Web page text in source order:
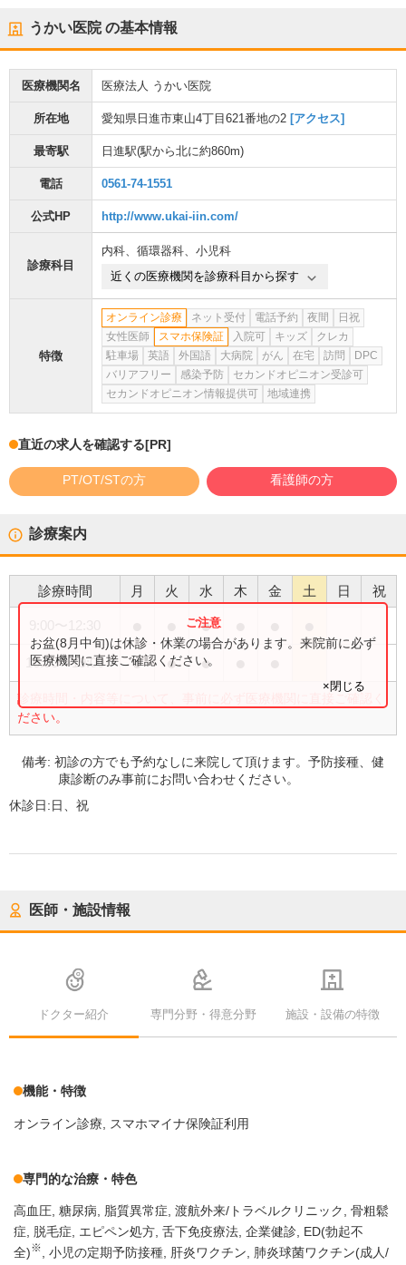
うかい医院の基本情報
医療機関名 医療法人 うかい医院
所在地 愛知県日進市東山4丁目621番地の2 [アクセス]
最寄駅 日進駅(駅から北に約860m)
電話 0561-74-1551
公式HP http://www.ukai-iin.com/
診療科目
内科、 循環器科、 小児科
近くの医療機関を診療科目から探す
特徴
オンライン診療 ネット受付 電話予約 夜間
日祝
女性医師
スマホ保険証 入院可 キッズ
クレカ
駐車場
英語 外国語 大病院 がん 在宅 訪問
DPC
バリアフリー
感染予防
セカンドオピニオン受診可
セカンドオピニオン情報提供可
地域連携
直近の求人を確認する[PR]
PT/OT/STの方 看護師の方
診療案内
診療時間 月 火 水 木 金 土 日 祝
●
16:00〜19:00 ● ● ●
診療時間・内容等について、事前に必ず医療機関に直接ご確認く
ださい。
お盆(8月中旬)は休診・休業の場合があります。来院前に必ず
医療機関に直接ご確認ください。
×閉じる
備考:初診の方でも予約なしに来院して頂けます。予防接種、健
康診断のみ事前にお問い合わせください。
休診日:日、祝
医師・施設情報
ドクター紹介 専門分野・得意分野 施設・設備の特徴
機能・特徴
オンライン診療 スマホマイナ保険証利用
専門的な治療・特色
高血圧 糖尿病 脂質異常症 渡航外来/トラベルクリニック
骨粗鬆
症
脱毛症 エピペン処方 舌下免疫療法 企業健診 ED(勃起不
全)※ 小児の定期予防接種 肝炎ワクチン
肺炎球菌ワクチン(成人/